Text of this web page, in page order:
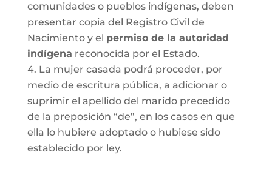
comunidades o pueblos indígenas, deben
presentar copia del Registro Civil de
Nacimiento y el permiso de la autoridad
indígena reconocida por el Estado.
La mujer casada podrá proceder, por
medio de escritura pública, a adicionar o
suprimir el apellido del marido precedido
de la preposición “de”, en los casos en que
ella lo hubiere adoptado o hubiese sido
establecido por ley.